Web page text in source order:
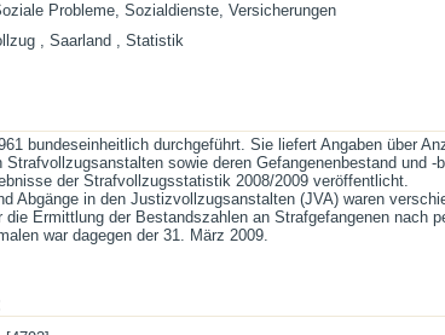
Probleme, Sozialdienste, Versicherungen
, Saarland , Statistik
bundeseinheitlich durchgeführt. Sie liefert Angaben über
sowie deren Gefangenenbestand und -
der Strafvollzugsstatistik 2008/2009 veröffentlicht.
Abgänge in den Justizvollzugsanstalten (JVA) waren
Ermittlung der Bestandszahlen an Strafgefangenen nach
war dagegen der 31. März 2009.